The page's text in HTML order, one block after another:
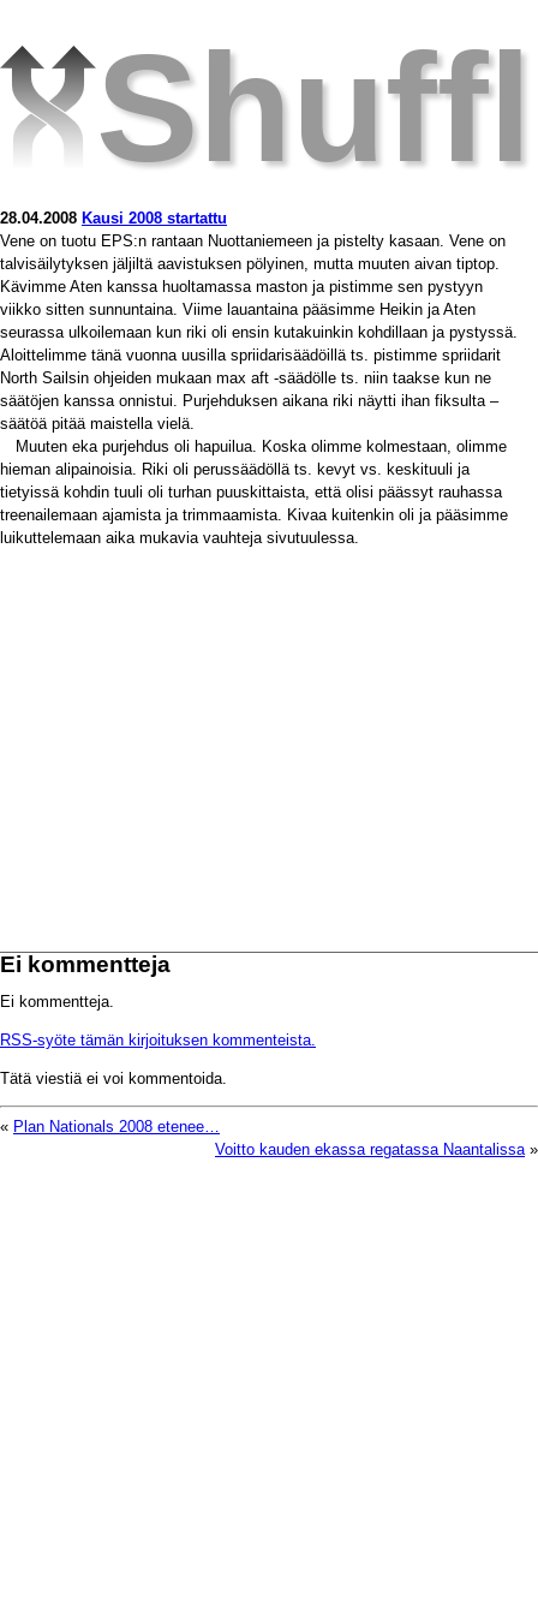
28.04.2008 Kausi 2008 startattu
Vene on tuotu EPS:n rantaan Nuottaniemeen ja pistelty kasaan. Vene on
talvisäilytyksen jäljiltä aavistuksen pölyinen, mutta muuten aivan tiptop.
Kävimme Aten kanssa huoltamassa maston ja pistimme sen pystyyn
viikko sitten sunnuntaina. Viime lauantaina pääsimme Heikin ja Aten
seurassa ulkoilemaan kun riki oli ensin kutakuinkin kohdillaan ja pystyssä.
Aloittelimme tänä vuonna uusilla spriidarisäädöillä ts. pistimme spriidarit
North Sailsin ohjeiden mukaan max aft -säädölle ts. niin taakse kun ne
säätöjen kanssa onnistui. Purjehduksen aikana riki näytti ihan fiksulta –
säätöä pitää maistella vielä.
Muuten eka purjehdus oli hapuilua. Koska olimme kolmestaan, olimme
hieman alipainoisia. Riki oli perussäädöllä ts. kevyt vs. keskituuli ja
tietyissä kohdin tuuli oli turhan puuskittaista, että olisi päässyt rauhassa
treenailemaan ajamista ja trimmaamista. Kivaa kuitenkin oli ja pääsimme
luikuttelemaan aika mukavia vauhteja sivutuulessa.
Ei kommentteja
Ei kommentteja.
RSS-syöte tämän kirjoituksen kommenteista.
Tätä viestiä ei voi kommentoida.
« Plan Nationals 2008 etenee…
Voitto kauden ekassa regatassa Naantalissa»